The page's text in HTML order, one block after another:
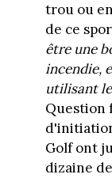
trou ou
de ce
être une
incendie,
utilisant
Question
Golf ont
dizaine